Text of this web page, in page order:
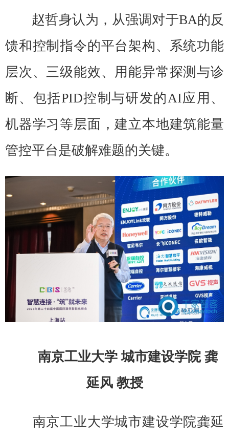
赵哲身认为，从强调对于BA的反
馈和控制指令的平台架构、系统功能
层次、三级能效、用能异常探测与诊
断、包括PID控制与研发的AI应用、
机器学习等层面，建立本地建筑能量
管控平台是破解难题的关键。
南京工业大学 城市建设学院 龚
延风 教授
南京工业大学城市建设学院龚延